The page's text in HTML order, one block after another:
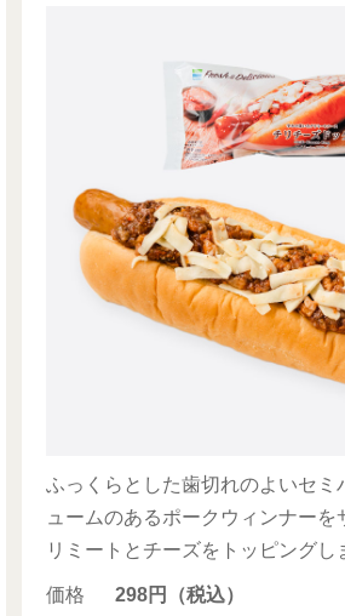
ふっくらとした歯切れのよいセミ
ュームのあるポークウィンナーを
リミートとチーズをトッピングし
価格
298円（税込）